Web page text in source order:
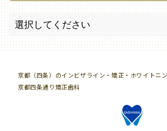
京都（四条）のインビザライン・矯正・ホワイトニ
京都四条通り矯正歯科